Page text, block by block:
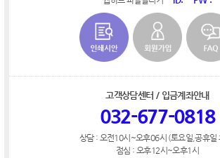
고객상담센터 / 입금계좌안내
032-677-0818
상담 : 오전10시~오후06시 (토요일,공휴일
점심 : 오후12시~오후1시